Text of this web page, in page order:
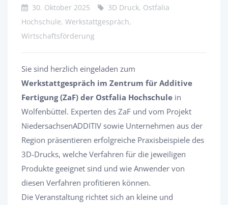
30. Oktober 2025
3D Druck, Ostfalia
Hochschule, Werkstattgespräch,
Wirtschaftsförderung
Sie sind herzlich eingeladen zum
Werkstattgespräch im Zentrum für Additive
Fertigung (ZaF) der Ostfalia Hochschule in
Wolfenbüttel. Experten des ZaF und vom Projekt
NiedersachsenADDITIV sowie Unternehmen aus der
Region präsentieren erfolgreiche Praxisbeispiele des
3D-Drucks, welche Verfahren für die jeweiligen
Produkte geeignet sind und wie Anwender von
diesen Verfahren profitieren können.
Die Veranstaltung richtet sich an kleine und